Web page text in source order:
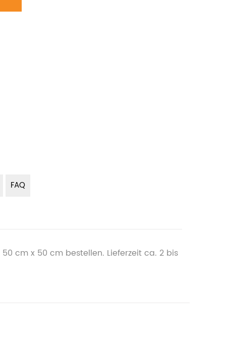
cm x 50 cm bestellen. Lieferzeit ca. 2 bis
FAQ